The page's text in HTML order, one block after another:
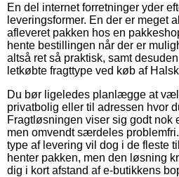
En del internet forretninger yder
leveringsformer. En der er meget
afleveret pakken hos en
hente bestillingen når der er
altså ret så praktisk, samt
letkøbte fragttype ved køb af
Du bør ligeledes planlægge at
privatbolig eller til adressen hvor
Fragtløsningen viser sig godt nok
men omvendt særdeles
type af levering vil dog i de fleste
henter pakken, men den løsning
dig i kort afstand af e-butikkens